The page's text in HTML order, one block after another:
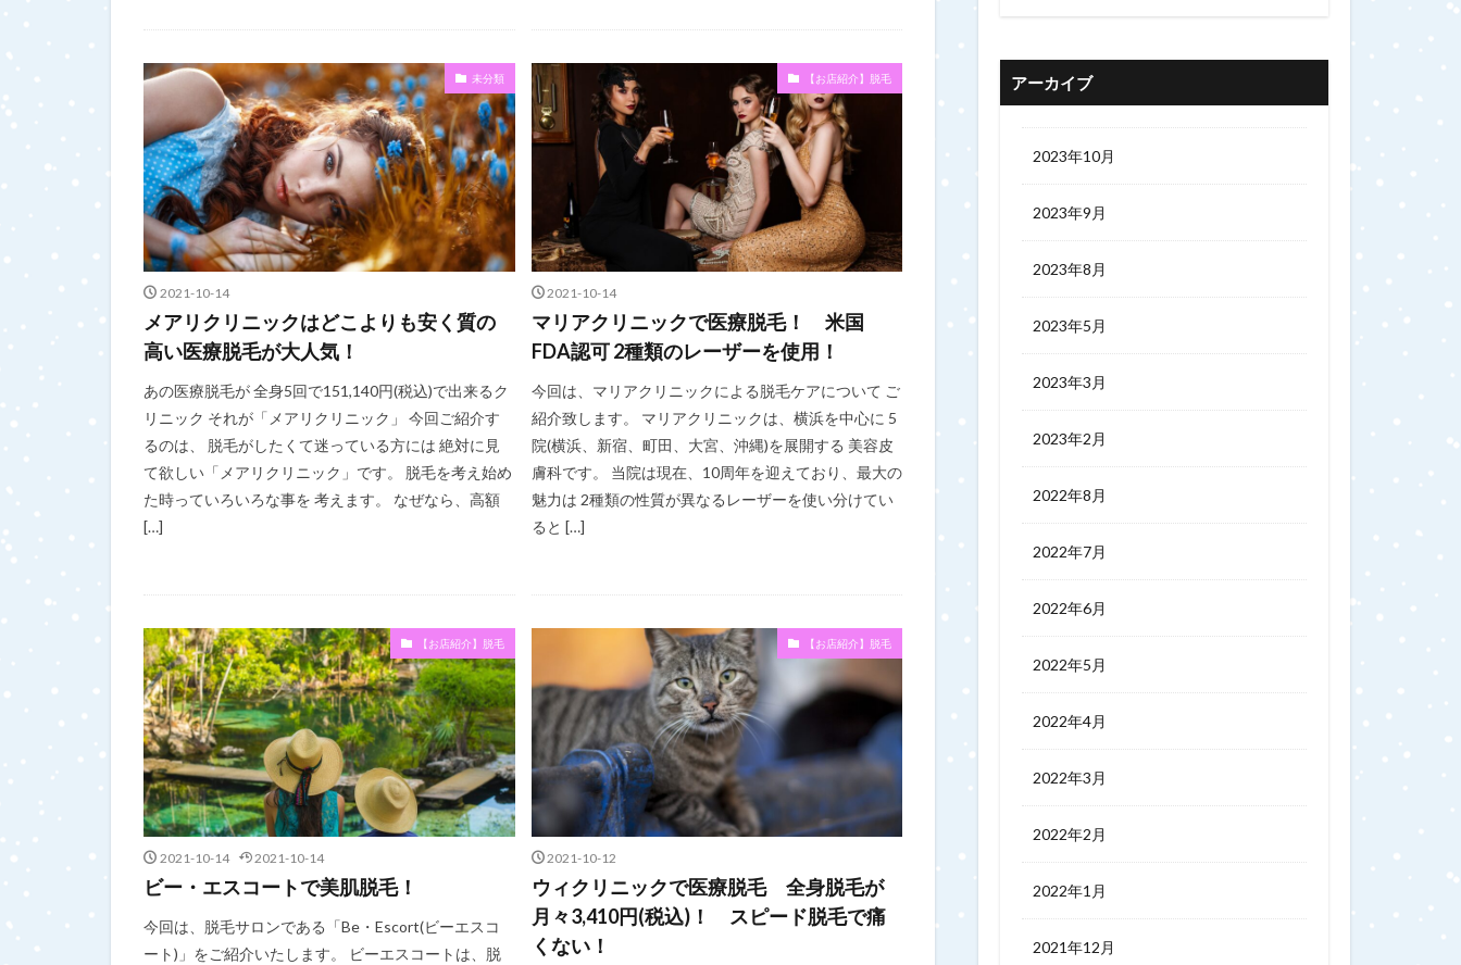
未分類
2021-10-14
メアリクリニックはどこよりも安く質の
高い医療脱毛が大人気！
あの医療脱毛が 全身5回で151,140円(税込)で出来るク
リニック それが「メアリクリニック」 今回ご紹介す
るのは、 脱毛がしたくて迷っている方には 絶対に見
て欲しい「メアリクリニック」です。 脱毛を考え始め
た時っていろいろな事を 考えます。 なぜなら、高額
[…]
【お店紹介】脱毛
2021-10-14
マリアクリニックで医療脱毛！ 米国
FDA認可 2種類のレーザーを使用！
今回は、マリアクリニックによる脱毛ケアについて ご
紹介致します。 マリアクリニックは、横浜を中心に 5
院(横浜、新宿、町田、大宮、沖縄)を展開する 美容皮
膚科です。 当院は現在、10周年を迎えており、最大の
魅力は 2種類の性質が異なるレーザーを使い分けてい
ると […]
【お店紹介】脱毛
2021-10-14 2021-10-14
ビー・エスコートで美肌脱毛！
今回は、脱毛サロンである「Be・Escort(ビーエスコ
ート)」をご紹介いたします。 ビーエスコートは、脱
【お店紹介】脱毛
2021-10-12
ウィクリニックで医療脱毛 全身脱毛が
月々3,410円(税込)！ スピード脱毛で痛
くない！
アーカイブ
2023年10月
2023年9月
2023年8月
2023年5月
2023年3月
2023年2月
2022年8月
2022年7月
2022年6月
2022年5月
2022年4月
2022年3月
2022年2月
2022年1月
2021年12月